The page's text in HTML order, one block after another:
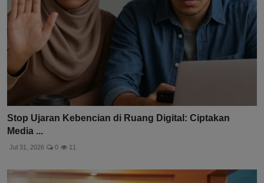
Stop Ujaran Kebencian di Ruang Digital: Ciptakan
Media ...
Jul 31, 2026 0 11